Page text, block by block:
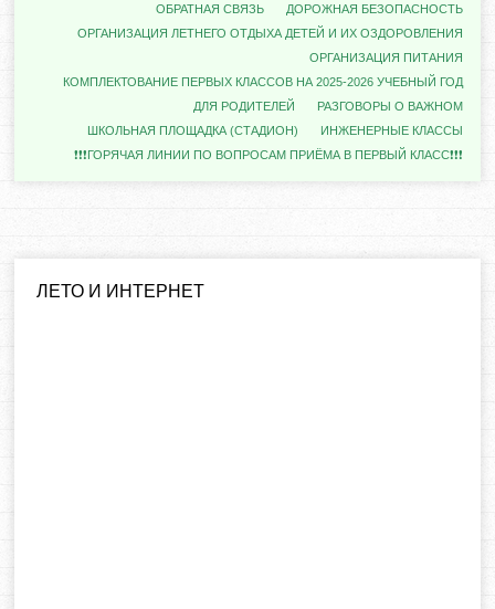
ДОРОЖНАЯ БЕЗОПАСНОСТЬ
ОБРАТНАЯ СВЯЗЬ
ОРГАНИЗАЦИЯ ЛЕТНЕГО ОТДЫХА ДЕТЕЙ И ИХ ОЗДОРОВЛЕНИЯ
ОРГАНИЗАЦИЯ ПИТАНИЯ
КОМПЛЕКТОВАНИЕ ПЕРВЫХ КЛАССОВ НА 2025-2026 УЧЕБНЫЙ ГОД
РАЗГОВОРЫ О ВАЖНОМ
ДЛЯ РОДИТЕЛЕЙ
ИНЖЕНЕРНЫЕ КЛАССЫ
ШКОЛЬНАЯ ПЛОЩАДКА (СТАДИОН)
❗❗❗ГОРЯЧАЯ ЛИНИИ ПО ВОПРОСАМ ПРИЁМА В ПЕРВЫЙ КЛАСС❗❗❗
ЛЕТО И ИНТЕРНЕТ